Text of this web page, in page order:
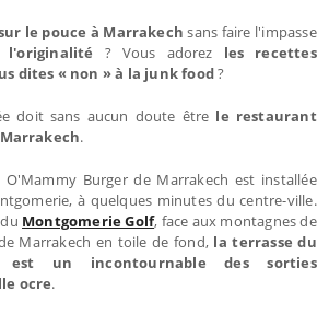
le pouce à Marrakechsans faire l'impasse
? Vous adorez les recettes
dites « non » à la junk food?
doit sans aucun doute être le restaurant
.
O'Mammy Burger de Marrakech est installée
à quelques minutes du centre-ville.
Montgomerie Golf, face aux montagnes de
Marrakech en toile de fond, la terrasse du
est un incontournable des sorties
ocre.